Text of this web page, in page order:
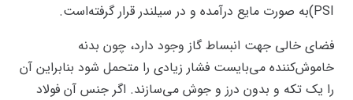
PSI)به صورت مایع درآمده و در سیلندر قرار گرفته‌است.
فضای خالی جهت انبساط گاز وجود دارد، چون بدنه
خاموش‌کننده می‌بایست فشار زیادی را متحمل شود بنابراین آن
را یک تکه و بدون درز و جوش می‌سازند. اگر جنس آن فولاد